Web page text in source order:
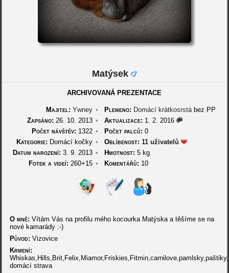
Matýsek
ARCHIVOVANÁ PREZENTACE
Majitel: Ywney • Plemeno: Domácí krátkosrstábez PP
Zapsáno: 26. 10. 2013 • Aktualizace: 1. 2. 2016
Počet návštěv: 1322 • Počet palců: 0
Kategorie: Domácí kočky • Oblíbenost: 11 uživatelů
Datum narození: 3. 9. 2013 • Hmotnost: 5 kg
Fotek a videí: 260+15 • Komentářů: 10
O mně: Vítám Vás na profilu mého kocourka Matýska a těšíme se na
nové kamarády :-)
Původ: Vizovice
Krmení:
domácí strava